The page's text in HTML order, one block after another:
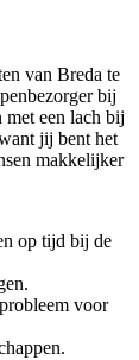
van Breda te
bij
een lach bij
jij bent het
makkelijker
op tijd bij de
voor